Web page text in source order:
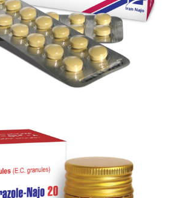
قرص رابپرازول - ناژو 20